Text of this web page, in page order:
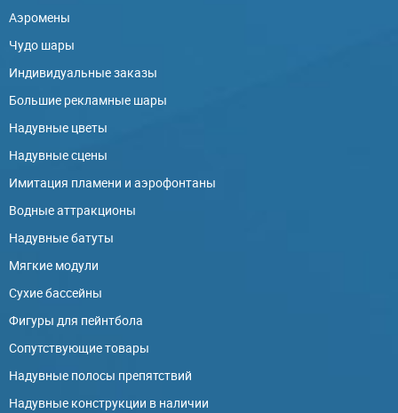
Аэромены
Чудо шары
Индивидуальные заказы
Большие рекламные шары
Надувные цветы
Надувные сцены
Имитация пламени и аэрофонтаны
Водные аттракционы
Надувные батуты
Мягкие модули
Сухие бассейны
Фигуры для пейнтбола
Сопутствующие товары
Надувные полосы препятствий
Надувные конструкции в наличии